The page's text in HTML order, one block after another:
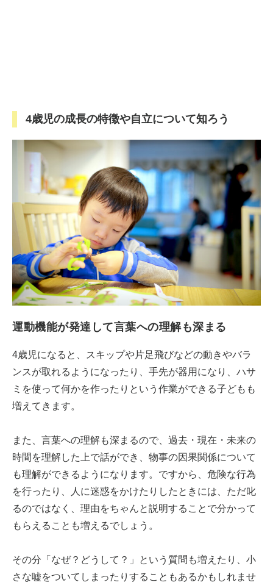
4歳児の成長の特徴や自立について知ろう
運動機能が発達して言葉への理解も深まる
4歳児になると、スキップや片足飛びなどの動きやバラ
ンスが取れるようになったり、手先が器用になり、ハサ
ミを使って何かを作ったりという作業ができる子どもも
増えてきます。
また、言葉への理解も深まるので、過去・現在・未来の
時間を理解した上で話ができ、物事の因果関係について
も理解ができるようになります。ですから、危険な行為
を行ったり、人に迷惑をかけたりしたときには、ただ叱
るのではなく、理由をちゃんと説明することで分かって
もらえることも増えるでしょう。
その分「なぜ？どうして？」という質問も増えたり、小
さな嘘をついてしまったりすることもあるかもしれませ